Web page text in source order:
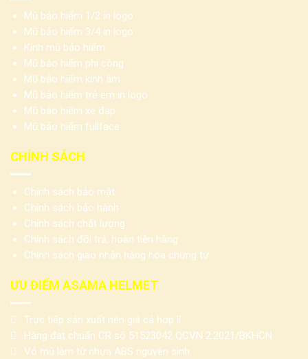
Mũ bảo hiểm 1/2 in logo
Mũ bảo hiểm 3/4 in logo
Kính mũ bảo hiểm
Mũ bảo hiểm phi công
Mũ bảo hiểm kính âm
Mũ bảo hiểm trẻ em in logo
Mũ bảo hiểm xe đạp
Mũ bảo hiểm fullface
CHÍNH SÁCH
Chính sách bảo mật
Chính sách bảo hành
Chính sách chất lượng
Chính sách đổi trả, hoàn tiền hàng
Chính sách giao nhận hàng hóa chứng từ
ƯU ĐIỂM ASAMA HELMET
Trực tiếp sản xuất nên giá cả hợp lí
Hàng đạt chuẩn CR số 51523042 QCVN 2:2021/BKHCN
Vỏ mũ làm từ nhựa ABS nguyên sinh